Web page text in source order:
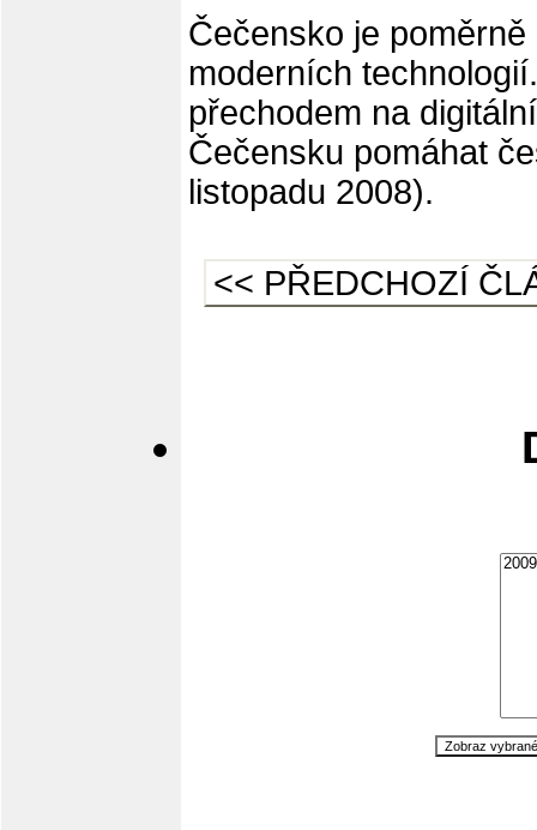
Čečensko je
moderních
přechodem na
Čečensku pomáhat
listopadu 2008).
<< PŘEDCHOZÍ